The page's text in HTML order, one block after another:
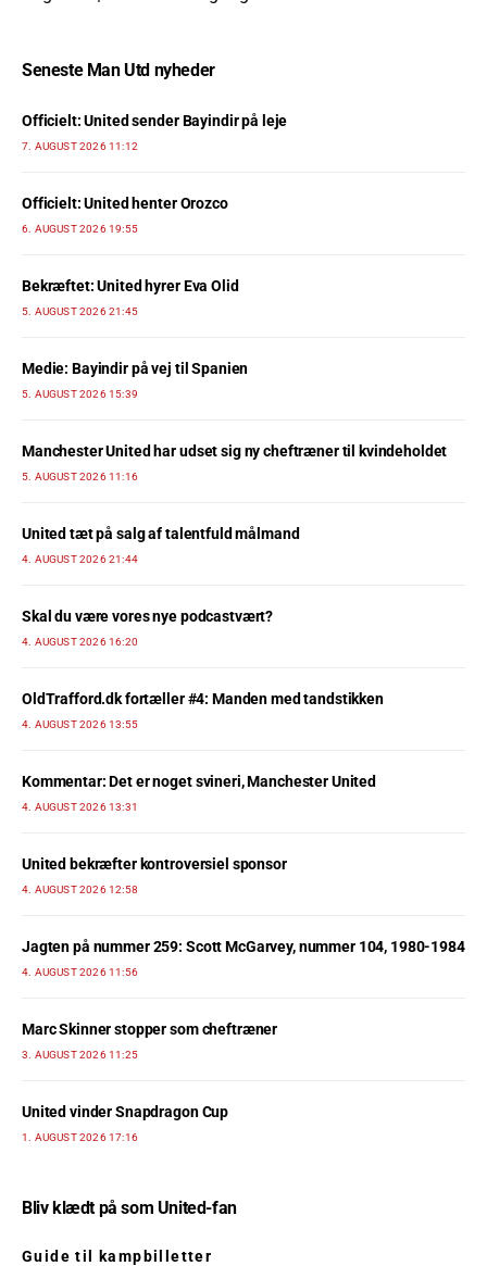
Seneste Man Utd nyheder
Officielt: United sender Bayindir på leje
7. AUGUST 2026 11:12
Officielt: United henter Orozco
6. AUGUST 2026 19:55
Bekræftet: United hyrer Eva Olid
5. AUGUST 2026 21:45
Medie: Bayindir på vej til Spanien
5. AUGUST 2026 15:39
Manchester United har udset sig ny cheftræner til kvindeholdet
5. AUGUST 2026 11:16
United tæt på salg af talentfuld målmand
4. AUGUST 2026 21:44
Skal du være vores nye podcastvært?
4. AUGUST 2026 16:20
OldTrafford.dk fortæller #4: Manden med tandstikken
4. AUGUST 2026 13:55
Kommentar: Det er noget svineri, Manchester United
4. AUGUST 2026 13:31
United bekræfter kontroversiel sponsor
4. AUGUST 2026 12:58
Jagten på nummer 259: Scott McGarvey, nummer 104, 1980-1984
4. AUGUST 2026 11:56
Marc Skinner stopper som cheftræner
3. AUGUST 2026 11:25
United vinder Snapdragon Cup
1. AUGUST 2026 17:16
Bliv klædt på som United-fan
Guide til kampbilletter